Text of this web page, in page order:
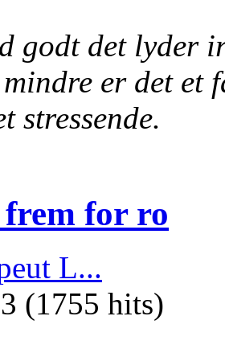
godt det lyder
mindre er det et
stressende.
for ro
L...
(1755 hits)